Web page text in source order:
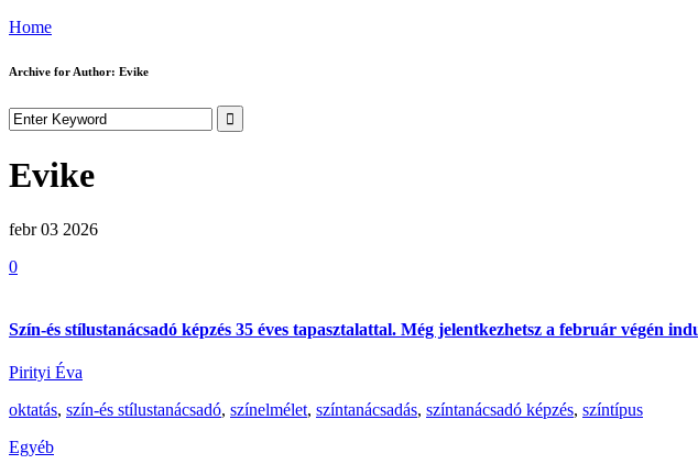
Home
Archive for Author: Evike
Evike
febr 03 2026
0
Szín-és stílustanácsadó képzés 35 éves tapasztalattal. Még jelentkezhetsz a február végén
Pirityi Éva
oktatás, szín-és stílustanácsadó, színelmélet, színtanácsadás, színtanácsadó képzés, színtípus
Egyéb